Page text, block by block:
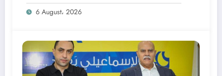
6 August، 2026